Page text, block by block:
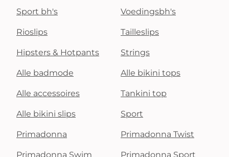
Sport bh's Voedingsbh's
Rioslips Tailleslips
Hipsters & Hotpants Strings
Alle badmode Alle bikini tops
Alle accessoires Tankini top
Alle bikini slips Sport
Primadonna Primadonna Twist
Primadonna Swim Primadonna Sport